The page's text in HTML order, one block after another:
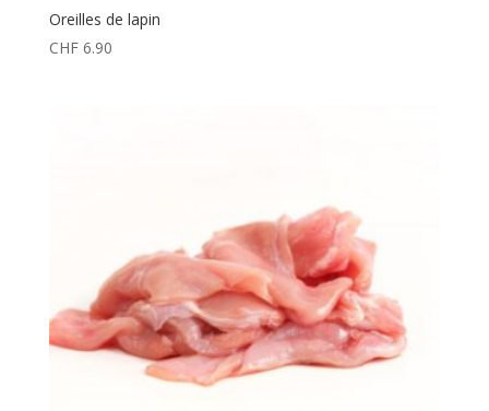
Oreilles de lapin
CHF6.90